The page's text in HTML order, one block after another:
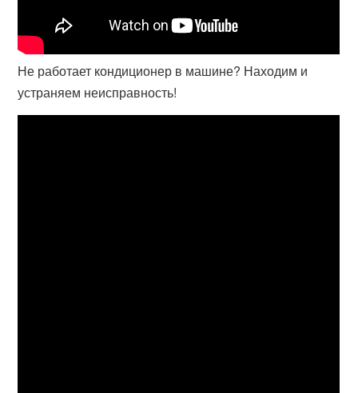
Не работает кондиционер в машине? Находим и
устраняем неисправность!